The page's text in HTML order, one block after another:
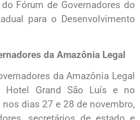
Fórum de Governadores do
para o Desenvolvimento
da Amazônia Legal
da Amazônia Legal
Hotel Grand São Luís e no
dias 27 e 28 de novembro,